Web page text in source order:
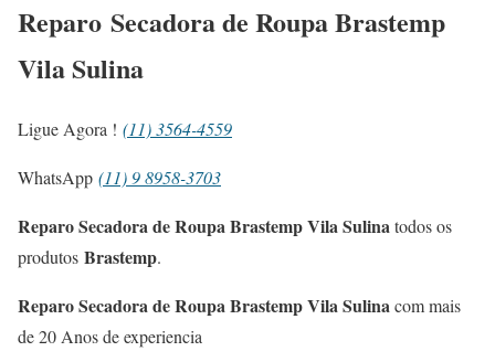
Reparo Secadora de Roupa Brastemp
Vila Sulina
Ligue Agora ! (11) 3564-4559
WhatsApp (11) 9 8958-3703
Reparo Secadora de Roupa Brastemp Vila Sulinatodos os
produtos Brastemp.
Reparo Secadora de Roupa Brastemp Vila Sulinacom mais
de 20 Anos de experiencia